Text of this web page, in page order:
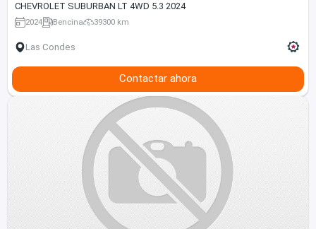
CHEVROLET SUBURBAN LT 4WD 5.3 2024
2024 Bencina 39300 km
Las Condes
Contactar ahora